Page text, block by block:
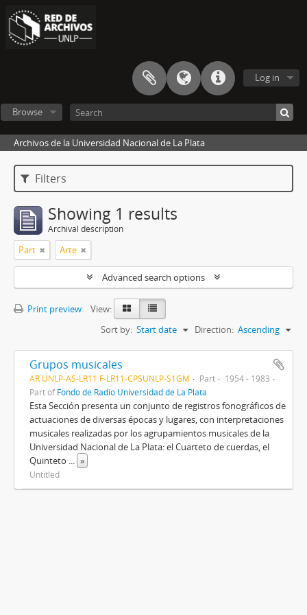
Log in
Browse
Archivos de la Universidad Nacional de La Plata
Filters
Showing 1 results
Archival description
Part Arte
Advanced search options
Print preview
View:
Sort by: Start date Direction: Ascending
Grupos musicales
AR UNLP-AS-LR11 F-LR11-CPSUNLP-S1GM Part
1954 - 1983
Part ofFondo de Radio Universidad de La Plata
Esta Sección presenta un conjunto de registros fonográficos de
actuaciones de diversas épocas y lugares, con interpretaciones
musicales realizadas por los agrupamientos musicales de la
Universidad Nacional de La Plata: el Cuarteto de cuerdas, el
Quinteto ... »
Untitled